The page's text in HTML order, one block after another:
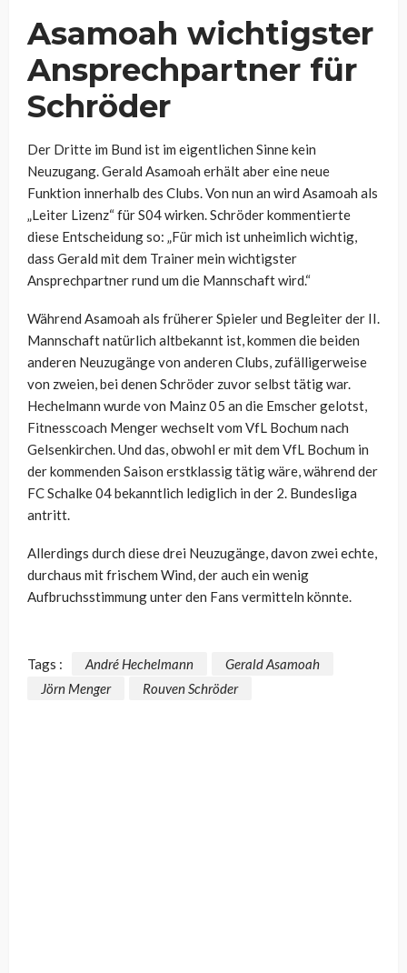
Asamoah wichtigster
Ansprechpartner für
Schröder
Der Dritte im Bund ist im eigentlichen Sinne kein
Neuzugang. Gerald Asamoah erhält aber eine neue
Funktion innerhalb des Clubs. Von nun an wird Asamoah als
„Leiter Lizenz“ für S04 wirken. Schröder kommentierte
diese Entscheidung so: „Für mich ist unheimlich wichtig,
dass Gerald mit dem Trainer mein wichtigster
Ansprechpartner rund um die Mannschaft wird.“
Während Asamoah als früherer Spieler und Begleiter der II.
Mannschaft natürlich altbekannt ist, kommen die beiden
anderen Neuzugänge von anderen Clubs, zufälligerweise
von zweien, bei denen Schröder zuvor selbst tätig war.
Hechelmann wurde von Mainz 05 an die Emscher gelotst,
Fitnesscoach Menger wechselt vom VfL Bochum nach
Gelsenkirchen. Und das, obwohl er mit dem VfL Bochum in
der kommenden Saison erstklassig tätig wäre, während der
FC Schalke 04 bekanntlich lediglich in der 2. Bundesliga
antritt.
Allerdings durch diese drei Neuzugänge, davon zwei echte,
durchaus mit frischem Wind, der auch ein wenig
Aufbruchsstimmung unter den Fans vermitteln könnte.
Tags : André Hechelmann
Gerald Asamoah
Jörn Menger
Rouven Schröder